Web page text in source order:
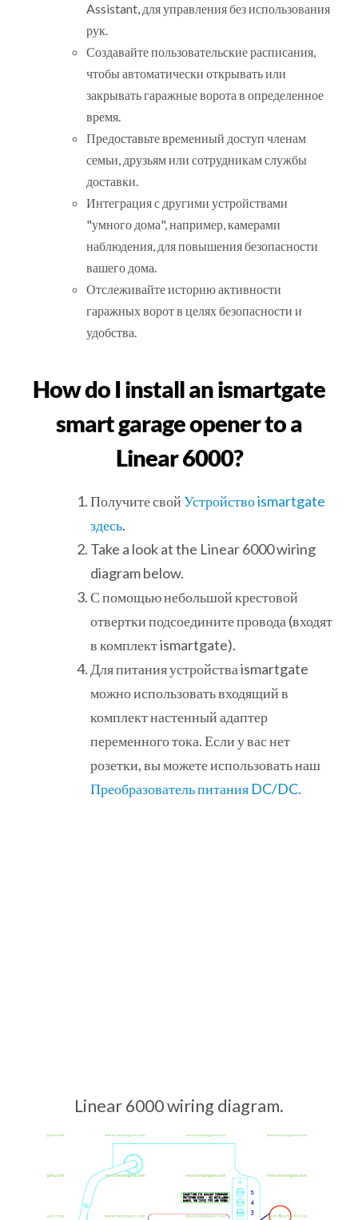
Assistant, для управления без использования
рук.
Создавайте пользовательские расписания,
чтобы автоматически открывать или
закрывать гаражные ворота в определенное
время.
Предоставьте временный доступ членам
семьи, друзьям или сотрудникам службы
доставки.
Интеграция с другими устройствами
"умного дома", например, камерами
наблюдения, для повышения безопасности
вашего дома.
Отслеживайте историю активности
гаражных ворот в целях безопасности и
удобства.
How do I install an ismartgate
smart garage opener to a
Linear 6000?
Получите свойУстройство ismartgate
здесь.
Take a look at the Linear 6000 wiring
diagram below.
С помощью небольшой крестовой
отвертки подсоедините провода (входят
в комплект ismartgate).
Для питания устройства ismartgate
можно использовать входящий в
комплект настенный адаптер
переменного тока. Если у вас нет
розетки, вы можете использовать наш
Преобразователь питания DC/DC.
Linear 6000 wiring diagram.